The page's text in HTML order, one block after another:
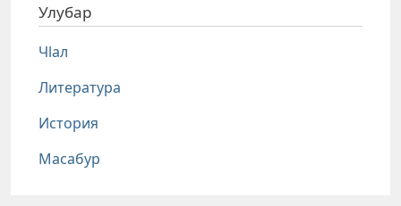
Улубар
Чlал
Литература
История
Масабур